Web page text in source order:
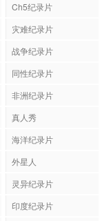
Ch5纪录片
灾难纪录片
战争纪录片
同性纪录片
非洲纪录片
真人秀
海洋纪录片
外星人
灵异纪录片
印度纪录片